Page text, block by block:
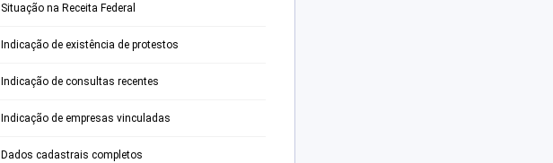
Situação na Receita Federal
Indicação de existência de protestos
Indicação de consultas recentes
Indicação de empresas vinculadas
Dados cadastrais completos